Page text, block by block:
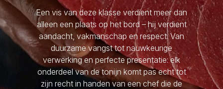
Een vis van deze klasse verdient meer dan
alleen een plaats op het bord – hij verdient
aandacht, vakmanschap en respect. Van
duurzame vangst tot nauwkeurige
verwerking en perfecte presentatie: elk
onderdeel van de tonijn komt pas echt tot
zijn recht in handen van een chef die de